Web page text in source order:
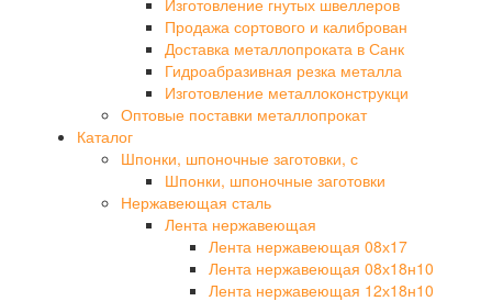
Изготовление гнутых швеллеров
Продажа сортового и калиброван
Доставка металлопроката в Санк
Гидроабразивная резка металла
Изготовление металлоконструкци
Оптовые поставки металлопрокат
Каталог
Шпонки, шпоночные заготовки, с
Шпонки, шпоночные заготовки
Нержавеющая сталь
Лента нержавеющая
Лента нержавеющая 08х17
Лента нержавеющая 08х18н10
Лента нержавеющая 12х18н10